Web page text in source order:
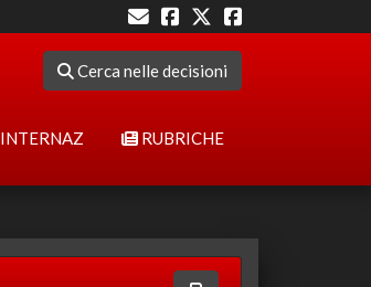
Cerca nelle decisioni
RUBRICHE